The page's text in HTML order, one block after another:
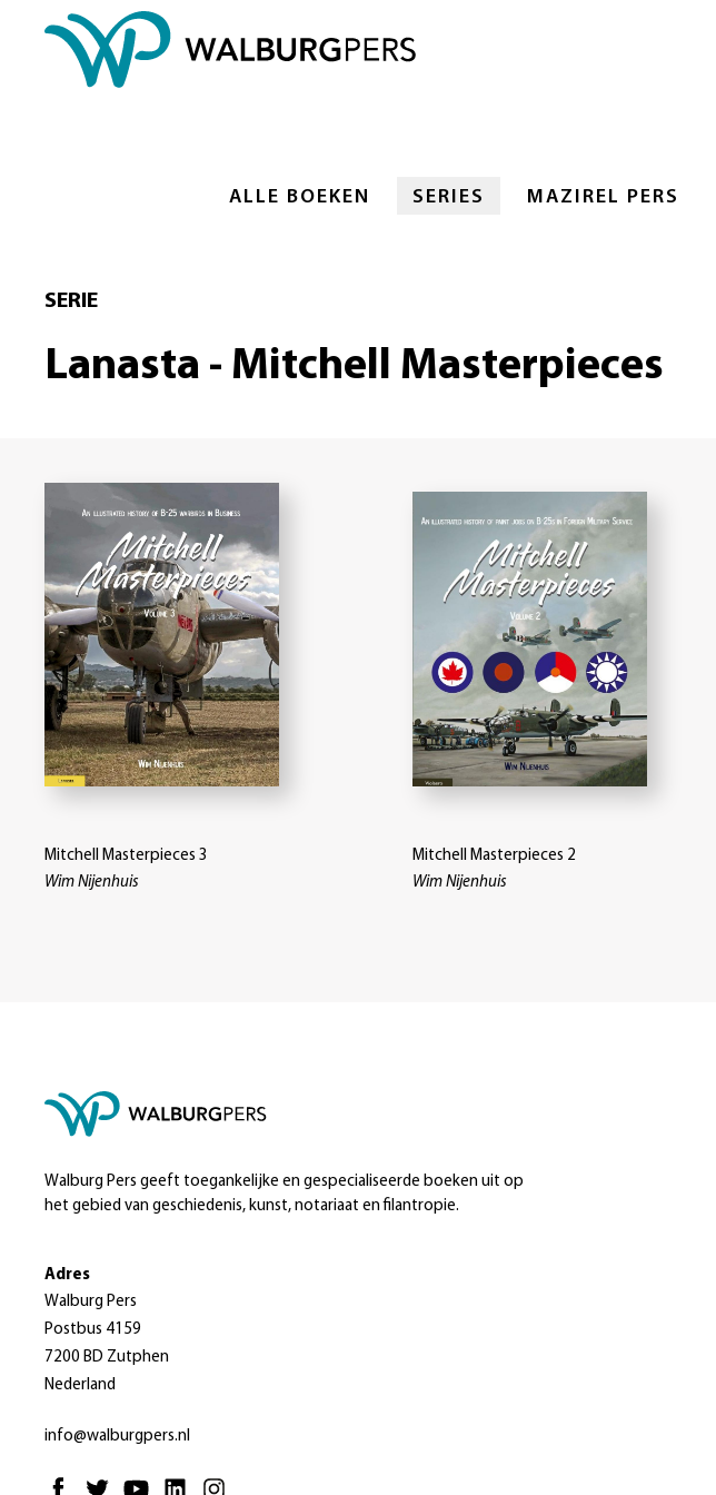
ALLE BOEKEN SERIES MAZIREL PERS
SERIE
Lanasta - Mitchell Masterpieces
Mitchell Masterpieces 3
Wim Nijenhuis
Mitchell Masterpieces 2
Wim Nijenhuis
Walburg Pers geeft toegankelijke en gespecialiseerde boeken uit op
het gebied van geschiedenis, kunst, notariaat en filantropie.
Adres
Walburg Pers
Postbus 4159
7200 BD Zutphen
Nederland
info@walburgpers.nl